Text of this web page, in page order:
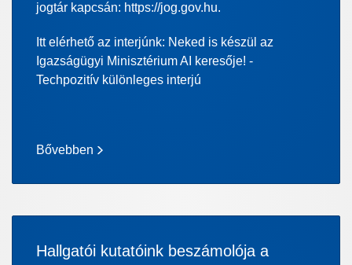
jogtár kapcsán: https://jog.gov.hu.
Itt elérhető az interjúnk: Neked is készül az
Igazságügyi Minisztérium AI keresője! -
Techpozitív különleges interjú
Bővebben
Hallgatói kutatóink beszámolója a